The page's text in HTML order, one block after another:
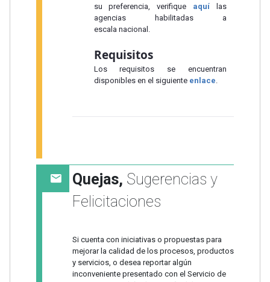
su preferencia, verifique aquílas
agencias habilitadas a
escala nacional.
Requisitos
Los requisitos se encuentran
disponibles en el siguiente enlace
Quejas, Sugerencias y
Felicitaciones
Si cuenta con iniciativas o propuestas para
mejorar la calidad de los procesos, productos
y servicios, o desea reportar algún
inconveniente presentado con el Servicio de